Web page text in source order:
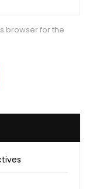
browser for the